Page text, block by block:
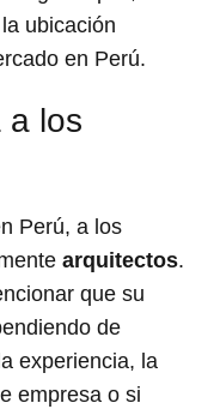
ubicación
en Perú.
a los
Perú, a los
arquitectos.
que su
de
experiencia, la
empresa o si